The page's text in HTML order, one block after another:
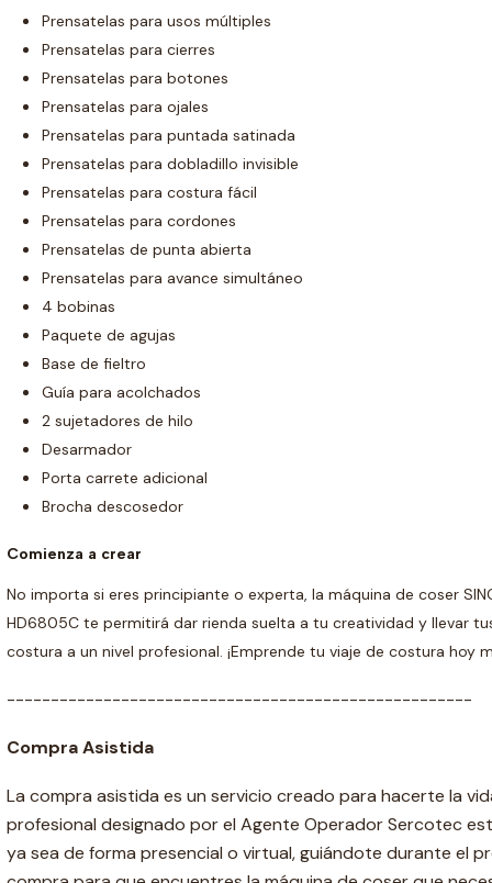
Prensatelas para usos múltiples
Prensatelas para cierres
Prensatelas para botones
Prensatelas para ojales
Prensatelas para puntada satinada
Prensatelas para dobladillo invisible
Prensatelas para costura fácil
Prensatelas para cordones
Prensatelas de punta abierta
Prensatelas para avance simultáneo
4 bobinas
Paquete de agujas
Base de fieltro
Guía para acolchados
2 sujetadores de hilo
Desarmador
Porta carrete adicional
Brocha descosedor
Comienza a crear
No importa si eres principiante o experta, la máquina de coser
HD6805C te permitirá dar rienda suelta a tu creatividad y llevar
costura a un nivel profesional. ¡Emprende tu viaje de costura hoy
-----------------------------------------------------
Compra Asistida
La compra asistida es un servicio creado para hacerte la
profesional designado por el Agente Operador Sercotec
ya sea de forma presencial o virtual, guiándote durante el